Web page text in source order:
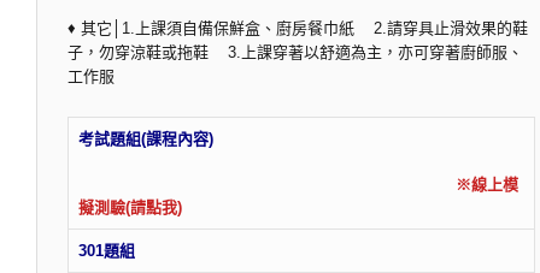
♦ 其它│1.上課須自備保鮮盒、廚房餐巾紙 2.請穿具止滑效果的鞋
子，勿穿涼鞋或拖鞋 3.上課穿著以舒適為主，亦可穿著廚師服、
工作服
考試題組(課程內容)
※線上模
擬測驗(請點我)
301題組